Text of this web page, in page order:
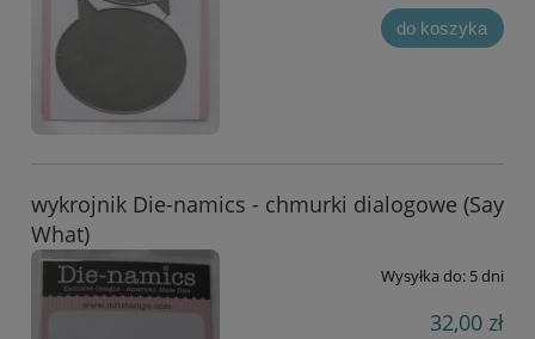
do koszyka
wykrojnik Die-namics - chmurki dialogowe (Say
What)
Wysyłka do: 5 dni
32,00 zł